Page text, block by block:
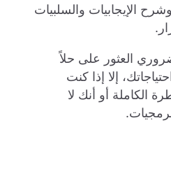
الإيجابيات والسلبيات
العثور على حلاً
إلا إذا كنت
الكاملة أو أنك لا